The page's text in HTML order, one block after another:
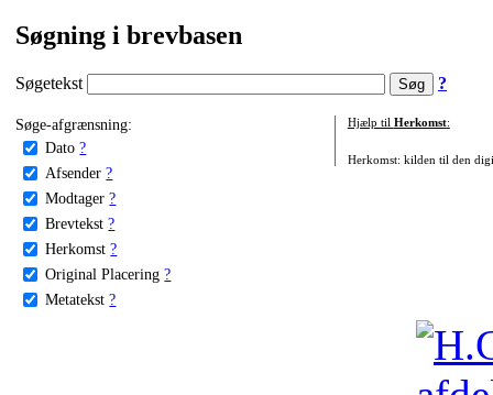
Søgning i brevbasen
Søgetekst ?
Søge-afgrænsning:
Dato ?
Afsender ?
Modtager ?
Brevtekst ?
Herkomst ?
Original Placering ?
Metatekst ?
Hjælp til Herkomst:
Herkomst: kilden til den